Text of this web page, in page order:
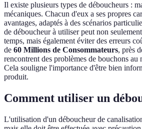
Il existe plusieurs types de déboucheurs :
mécaniques. Chacun d'eux a ses propres
avantages, adaptés à des scénarios
de déboucheur à utiliser peut non
temps, mais également éviter des erreurs
de 60 Millions de Consommateurs, près
rencontrent des problèmes de bouchons au
Cela souligne l'importance d'être bien
produit.
Comment utiliser un
L'utilisation d'un déboucheur de